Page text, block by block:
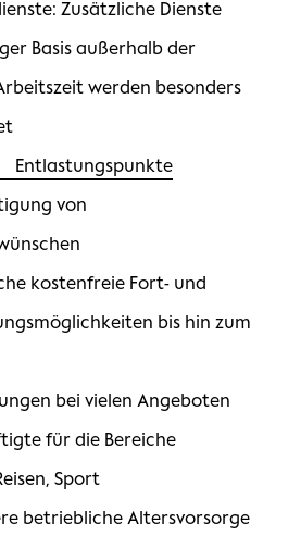
Zusätzliche Dienste
Basis außerhalb der
werden besonders
Entlastungspunkte
von
kostenfreie Fort- und
bis hin zum
bei vielen Angeboten
für die Bereiche
Sport
betriebliche Altersvorsorge